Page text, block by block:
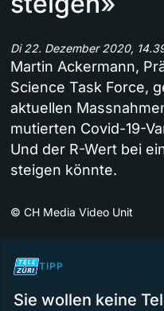
Di 22. Dezember 2020,
Martin Ackermann,
Science Task Force,
aktuellen
mutierten Covid-19-
Und der R-Wert bei
steigen könnte.
© CH Media Video Unit
TIPP
Sie wollen keine